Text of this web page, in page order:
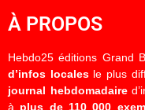
À PROPOS
Hebdo25 éditions Grand
d’infos localesle plus
journal hebdomadaire
à plus de 110 000